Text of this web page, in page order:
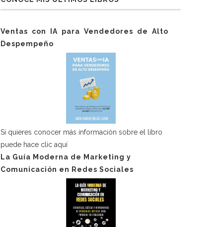
Ventas con IA para Vendedores de Alto
Despempeño
Si quieres conocer más información sobre el libro
puede hace clic aquí
La Guía Moderna de Marketing y
Comunicación en Redes Sociales